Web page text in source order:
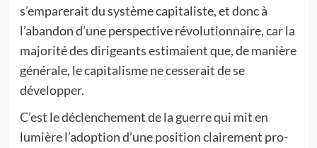
s’emparerait du système capitaliste, et donc à
l’abandon d’une perspective révolutionnaire, car la
majorité des dirigeants estimaient que, de manière
générale, le capitalisme ne cesserait de se
développer.
C’est le déclenchement de la guerre qui mit en
lumière l’adoption d’une position clairement pro-